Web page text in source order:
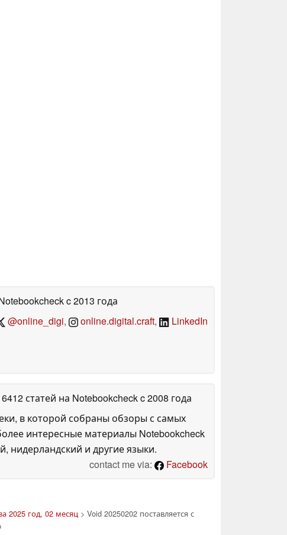
c 2013 года
@online_digi, online.digital.craft, LinkedIn
статей на Notebookcheckc 2008 года
в которой собраны обзоры с самых
интересные материалы Notebookcheck
нидерландский и другие языки.
contact me via:
Facebook
2025 год, 02 месяц > Void 20250202 поставляется с